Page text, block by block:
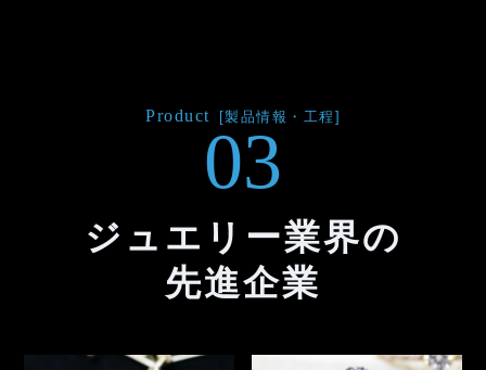
Product [製品情報・工程]
03
ジュエリー業界の
先進企業